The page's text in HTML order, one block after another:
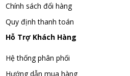
Chính sách đổi hàng
Quy định thanh toán
Hỗ Trợ Khách Hàng
Hệ thống phân phối
Hướng dẫn mua hàng